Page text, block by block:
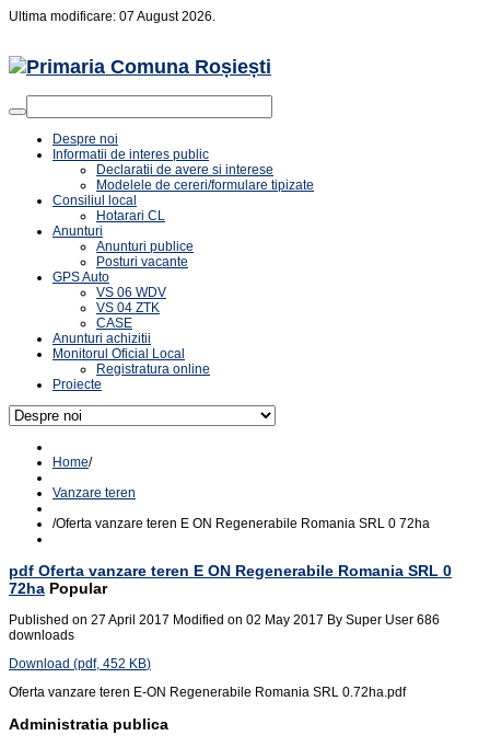
Ultima modificare: 07 August 2026.
Despre noi
Informatii de interes public
Declaratii de avere si interese
Modelele de cereri/formulare tipizate
Consiliul local
Hotarari CL
Anunturi
Anunturi publice
Posturi vacante
GPS Auto
VS 06 WDV
VS 04 ZTK
CASE
Anunturi achizitii
Monitorul Oficial Local
Registratura online
Proiecte
Home/
Vanzare teren
/Oferta vanzare teren E ON Regenerabile Romania SRL 0 72ha
pdf Oferta vanzare teren E ON Regenerabile Romania SRL 0
72ha Popular
Published on 27 April 2017 Modified on 02 May 2017 By Super User 686
downloads
Download (pdf, 452 KB)
Oferta vanzare teren E-ON Regenerabile Romania SRL 0.72ha.pdf
Administratia publica